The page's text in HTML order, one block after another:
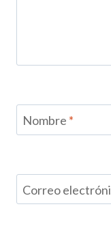
Nombre *
Correo